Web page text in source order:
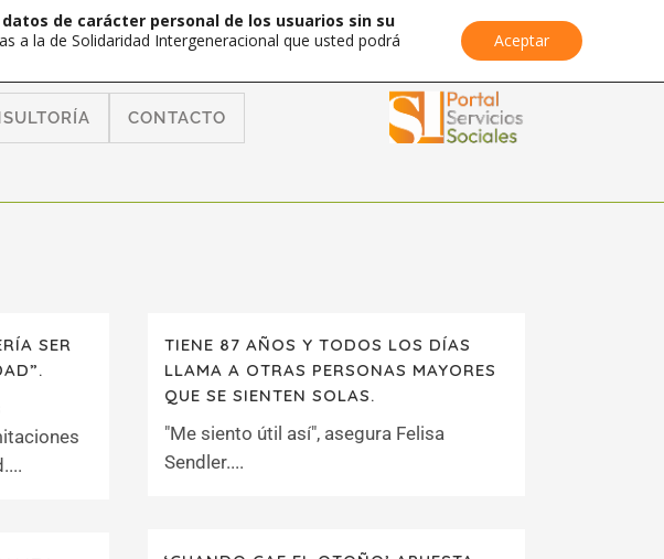
CONTACTO
SER
TIENE 87 AÑOS Y TODOS LOS DÍAS
LLAMA A OTRAS PERSONAS MAYORES
QUE SE SIENTEN SOLAS.
"Me siento útil así", asegura Felisa
Sendler....
de carácter personal de los usuarios sin su
a la de Solidaridad Intergeneracional que usted podrá
Aceptar